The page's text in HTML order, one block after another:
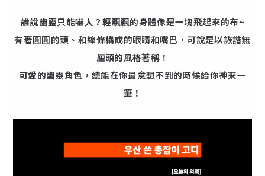
誰說幽靈只能嚇人？輕飄飄的身體像是一塊飛起來的布~
有著圓圓的頭、和線條構成的眼睛和嘴巴，可說是以詼諧無
厘頭的風格著稱！
可愛的幽靈角色，總能在你最意想不到的時候給你神來一
筆！